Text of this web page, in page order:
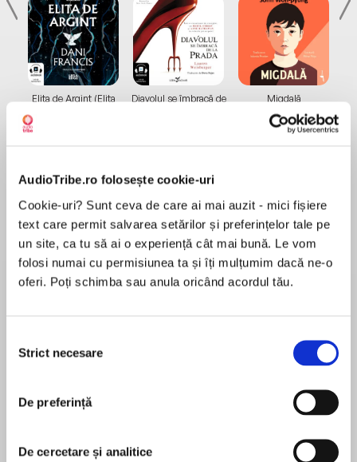
AudioTribe.ro folosește cookie-uri
Cookie-uri? Sunt ceva de care ai mai auzit - mici fișiere
text care permit salvarea setărilor și preferințelor tale pe
un site, ca tu să ai o experiență cât mai bună. Le vom
folosi numai cu permisiunea ta și îți mulțumim dacă ne-o
oferi. Poți schimba sau anula oricând acordul tău.
consimțământului
Strict necesare
De preferință
De cercetare și analitice
Elita de Argint (Elita
Diavolul se îmbracă de
Migdală
Despre carte
Return to the magical world of Enchantia in the
captivating third series of Magic Ballerina by
Darcey Bussell!
wonderful time.
But when Holly and the White Cat make a
find that EVERYTHING is topsy-turvy! How can
they put things right before the Lollipop Carnival
În acest moment nu există recenzii
pentru această carte